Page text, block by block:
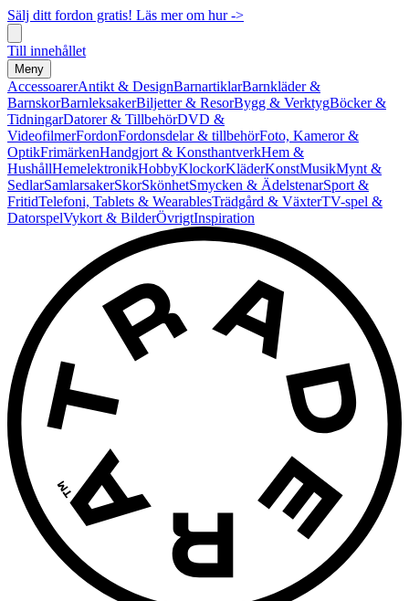
Sälj ditt fordon gratis! Läs mer om hur ->
Till innehållet
Meny
AccessoarerAntikt & DesignBarnartiklarBarnkläder &
BarnskorBarnleksakerBiljetter & ResorBygg & VerktygBöcker &
TidningarDatorer & TillbehörDVD &
VideofilmerFordonFordonsdelar & tillbehörFoto, Kameror &
OptikFrimärkenHandgjort & KonsthantverkHem &
HushållHemelektronikHobbyKlockorKläderKonstMusikMynt &
SedlarSamlarsakerSkorSkönhetSmycken & ÄdelstenarSport &
FritidTelefoni, Tablets & WearablesTrädgård & VäxterTV-spel &
DatorspelVykort & BilderÖvrigtInspiration